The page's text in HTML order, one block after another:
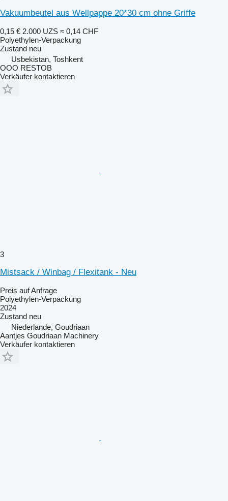
Vakuumbeutel aus Wellpappe 20*30 cm ohne Griffe
0,15 € 2.000 UZS ≈ 0,14 CHF
Polyethylen-Verpackung
Zustand neu
Usbekistan, Toshkent
OOO RESTOB
Verkäufer kontaktieren
3
Mistsack / Winbag / Flexitank - Neu
Preis auf Anfrage
Polyethylen-Verpackung
2024
Zustand neu
Niederlande, Goudriaan
Aantjes Goudriaan Machinery
Verkäufer kontaktieren